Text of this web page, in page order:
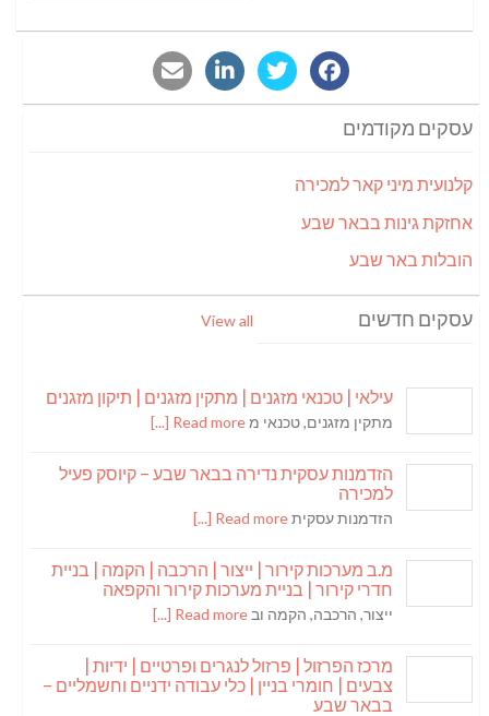
עסקים מקודמים
קלנועית מיני קאר למכירה
אחזקת גינות בבאר שבע
הובלות באר שבע
עסקים חדשים View all
עילאי | טכנאי מזגנים | מתקין מזגנים | תיקון מזגנים
מתקין מזגנים, טכנאי מRead more [...]
הזדמנות עסקית נדירה בבאר שבע – קיוסק פעיל
למכירה
הזדמנות עסקיתRead more [...]
מ.ב מערכות קירור | ייצור | הרכבה | הקמה | בניית
חדרי קירור | בניית מערכות קירור והקפאה
ייצור, הרכבה, הקמה וב Read more [...]
מרכז הפרזול | פרזול לנגרים ופרטיים | ידיות |
צבעים | חומרי בניין | כלי עבודה ידניים וחשמליים –
בבאר שבע